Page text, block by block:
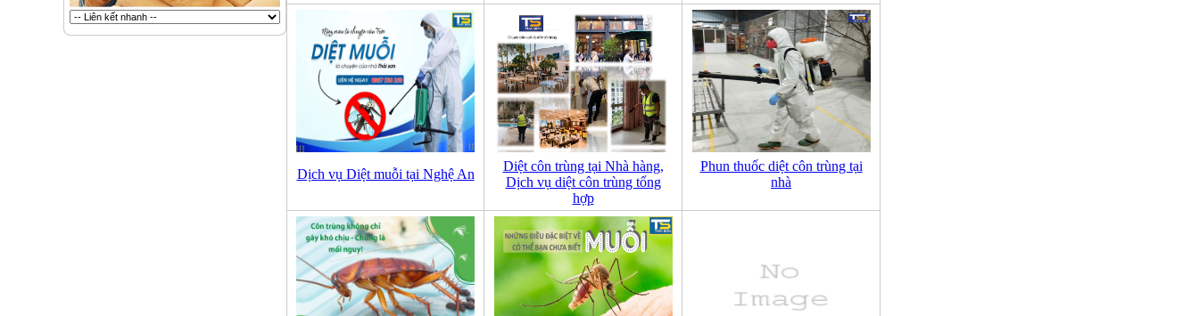
Dịch vụ Diệt muỗi tại Nghệ An
Diệt côn trùng tại Nhà hàng,
Dịch vụ diệt côn trùng tổng
hợp
Phun thuốc diệt côn trùng tại
nhà